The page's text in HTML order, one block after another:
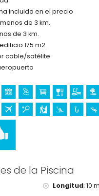
demanda)
y ocio
nocturno, bar y paseo
y cultura en Moraira,
(Torre Vigía del Cap d'Or) y
Cemroqt L'almassera)
pesca, buceo, snorkel, surf y
Golf Ifach) y equitación (a
acuático (a menos de 50
incluida en el precio
de 3 km.
de 3 km.
175 m2.
cable/satélite
de la Piscina
Longitud: 10